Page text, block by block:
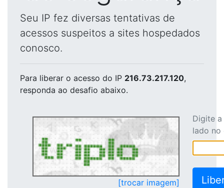
Seu IP fez diversas tentativas de
acessos suspeitos a sites hospedados
conosco.
Para liberar o acesso do IP 216.73.217.120,
responda ao desafio abaixo.
[trocar imagem]
Digite
lado no